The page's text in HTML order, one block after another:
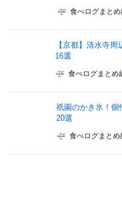
食べログまと
【京都】清水寺
16選
食べログまとめ
祇園のかき氷！個
20選
食べログまとめ